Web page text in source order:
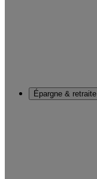
Épargne & retraite